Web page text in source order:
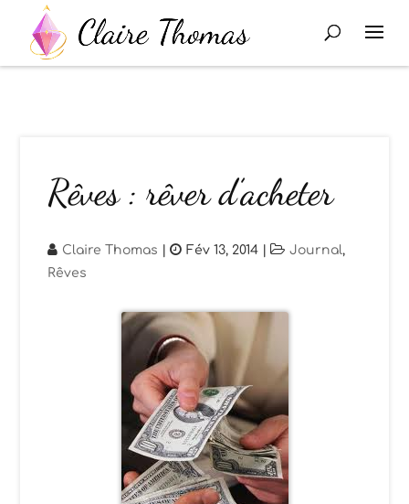
Rêves : rêver d’acheter
Claire Thomas | Fév 13, 2014 | Journal,
Rêves